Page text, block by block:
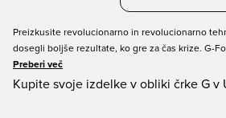
Preizkusite revolucionarno in revolucionarno
dosegli boljše rezultate, ko gre za čas krize. G-
tehnološke inovacije v športni zaščiti, s katerimi
Preberi več
Kupite svoje izdelke v obliki črke G v